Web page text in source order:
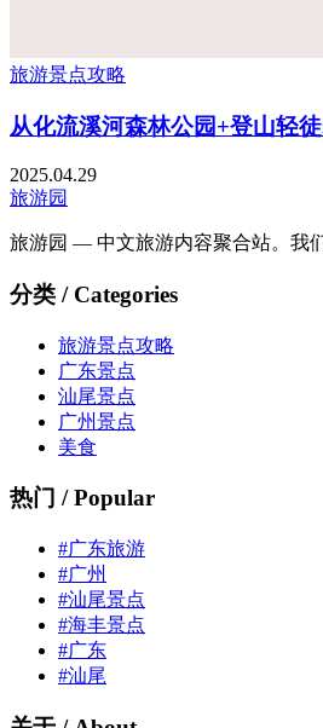
旅游景点攻略
从化流溪河森林公园+登山轻
2025.04.29
旅游园
旅游园 — 中文旅游内容聚合站。我
分类 / Categories
旅游景点攻略
广东景点
汕尾景点
广州景点
美食
热门 / Popular
#广东旅游
#广州
#汕尾景点
#海丰景点
#广东
#汕尾